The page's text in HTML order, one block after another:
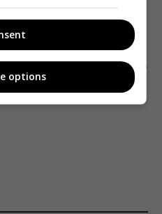
НА ФИЛЬМ ОБ
Следующий пост
«ИГРЫ ПРИКОЛОВ»
options